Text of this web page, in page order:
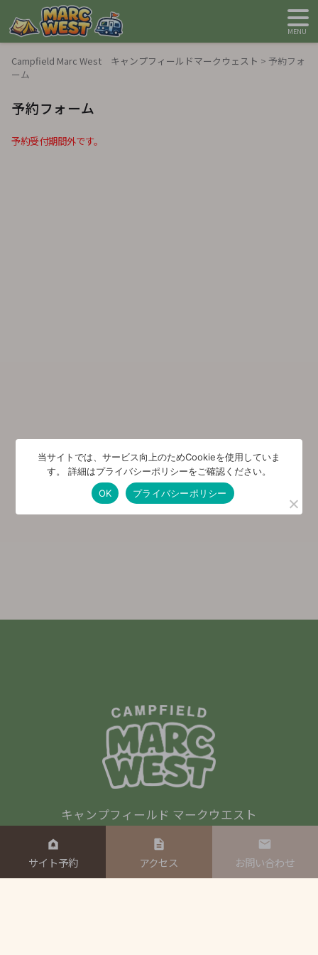
Campfield Marc West キャンプフィールドマークウェスト > 予約フォ
ーム
予約フォーム
予約受付期間外です。
MENU
サイト予約 アクセス お問い合わせ
キャンプフィールド マークウエスト
270-1605 千葉県印西市平賀2719
090-9815-3838
当サイトでは、サービス向上のためCookieを使用していま
す。 詳細はプライバシーポリシーをご確認ください。
OK
プライバシーポリシー